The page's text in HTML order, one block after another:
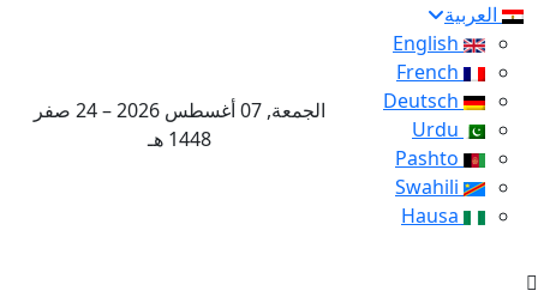
العربية
الجمعة, 07 أغسطس 2026 – 24 صفر
1448 هـ